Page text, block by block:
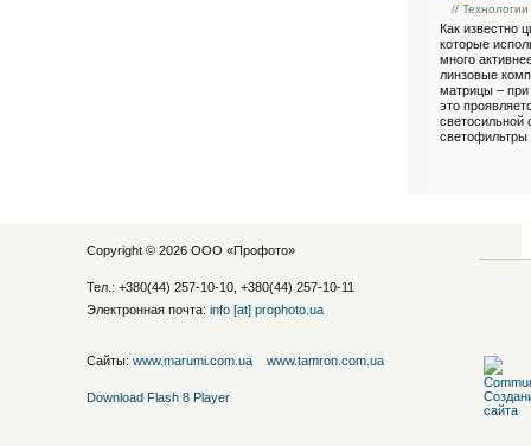
// Технологии
Как известно
которые
много
линзовые
матрицы – при
это
светосильной
светофильтры
Copyright © 2026 ООО «Профото»
Тел.: +380(44) 257-10-10, +380(44) 257-10-11
Электронная почта: info [at] prophoto.ua
Сайты: www.marumi.com.ua www.tamron.com.ua
Download Flash 8 Player